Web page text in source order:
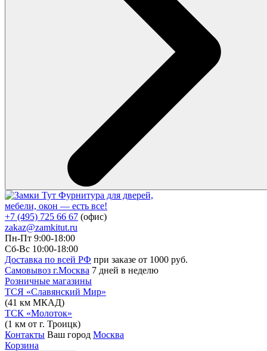
Фурнитура для дверей,
мебели, окон — есть все!
+7 (495) 725 66 67 (офис)
zakaz@zamkitut.ru
Пн-Пт 9:00-18:00
Сб-Вс 10:00-18:00
Доставка по всей РФ при заказе от 1000 руб.
Самовывоз г.Москва 7 дней в неделю
Розничные магазины
ТСЯ «Славянский Мир»
(41 км МКАД)
ТСК «Молоток»
(1 км от г. Троицк)
Контакты Ваш город Москва
Корзина